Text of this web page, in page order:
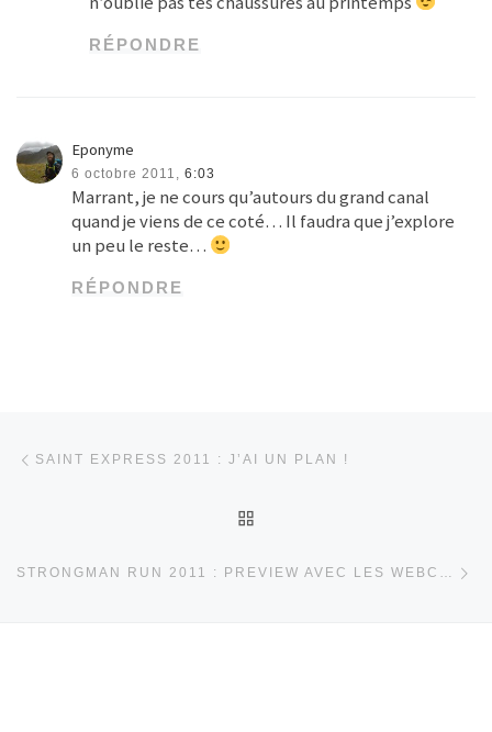
RÉPONDRE
Eponyme
6 octobre 2011, 6:03
Marrant, je ne cours qu’autours du grand canal
quand je viens de ce coté… Il faudra que j’explore
un peu le reste…
RÉPONDRE
SAINT EXPRESS 2011 : J’AI UN PLAN !
STRONGMAN RUN 2011 : PREVIEW AVEC LES WEBCAMS DE LA BRESSE